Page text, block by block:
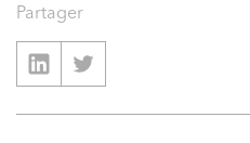
Partager
Projets immobiliers